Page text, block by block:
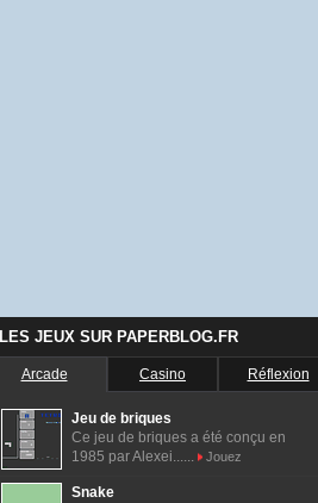
LES JEUX SUR PAPERBLOG.FR
Arcade Casino Réflexion
Jeu de briques
Ce jeu de briques a été conçu en
1985 par Alexei......
Jouez
Snake